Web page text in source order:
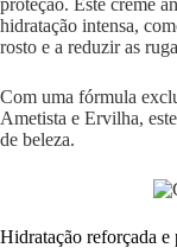
proteção. Este creme
hidratação intensa,
rosto e a reduzir as
Com uma fórmula
Ametista e Ervilha,
de beleza.
Hidratação reforçada e